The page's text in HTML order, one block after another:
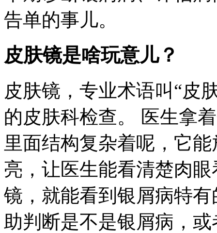
告单的事儿。
皮肤镜是啥玩意儿？
皮肤镜，专业术语叫“皮
的皮肤科检查。 医生拿
里面结构复杂着呢，它
亮，让医生能看清楚肉
镜，就能看到银屑病特
助判断是不是银屑病，